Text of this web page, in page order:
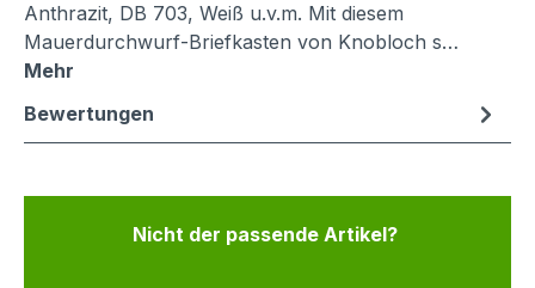
Anthrazit, DB 703, Weiß u.v.m. Mit diesem
Mauerdurchwurf-Briefkasten von Knobloch s…
Mehr
Bewertungen
Nicht der passende Artikel?